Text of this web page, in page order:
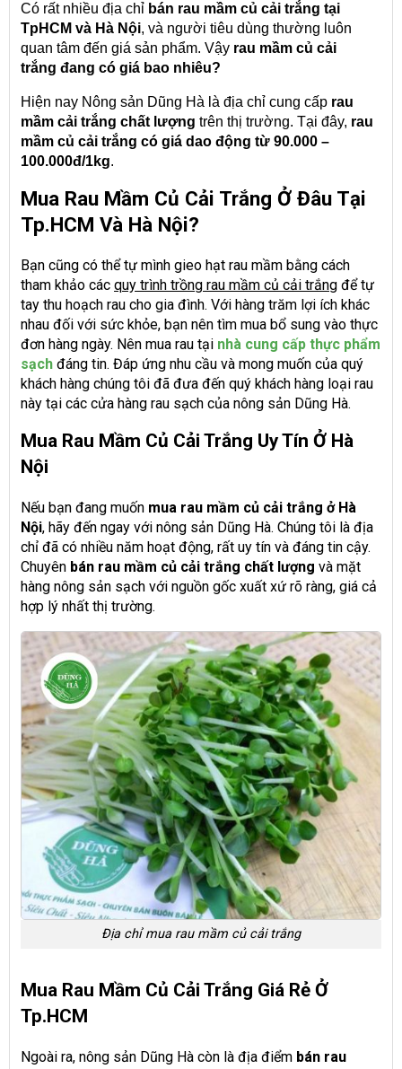
Có rất nhiều địa chỉ bán rau mầm củ cải trắng tại
TpHCM và Hà Nội, và người tiêu dùng thường luôn
quan tâm đến giá sản phẩm. Vậy rau mầm củ cải
trắng đang có giá bao nhiêu?
Hiện nay Nông sản Dũng Hà là địa chỉ cung cấp rau
mầm cải trắng chất lượng trên thị trường. Tại đây, rau
mầm củ cải trắng có giá dao động từ 90.000 –
100.000đ/1kg.
Mua Rau Mầm Củ Cải Trắng Ở Đâu Tại
Tp.HCM Và Hà Nội?
Bạn cũng có thể tự mình gieo hạt rau mầm bằng cách
tham khảo các quy trình trồng rau mầm củ cải trắng để tự
tay thu hoạch rau cho gia đình. Với hàng trăm lợi ích khác
nhau đối với sức khỏe, bạn nên tìm mua bổ sung vào thực
đơn hàng ngày. Nên mua rau tại nhà cung cấp thực phẩm
sạch đáng tin. Đáp ứng nhu cầu và mong muốn của quý
khách hàng chúng tôi đã đưa đến quý khách hàng loại rau
này tại các cửa hàng rau sạch của nông sản Dũng Hà.
Mua Rau Mầm Củ Cải Trắng Uy Tín Ở Hà
Nội
Nếu bạn đang muốn mua rau mầm củ cải trắng ở Hà
Nội, hãy đến ngay với nông sản Dũng Hà. Chúng tôi là địa
chỉ đã có nhiều năm hoạt động, rất uy tín và đáng tin cậy.
Chuyên bán rau mầm củ cải trắng chất lượng và mặt
hàng nông sản sạch với nguồn gốc xuất xứ rõ ràng, giá cả
hợp lý nhất thị trường.
Địa chỉ mua rau mầm củ cải trắng
Mua Rau Mầm Củ Cải Trắng Giá Rẻ Ở
Tp.HCM
Ngoài ra, nông sản Dũng Hà còn là địa điểm bán rau